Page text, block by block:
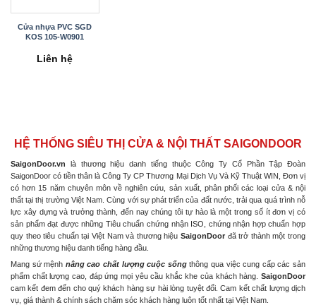
Cửa nhựa PVC SGD
KOS 105-W0901
Liên hệ
HỆ THỐNG SIÊU THỊ CỬA & NỘI THẤT SAIGONDOOR
SaigonDoor.vn là thương hiệu danh tiếng thuộc Công Ty Cổ Phần Tập Đoàn
SaigonDoor có tiền thân là Công Ty CP Thương Mại Dịch Vụ Và Kỹ Thuật WIN, Đơn vị
có hơn 15 năm chuyên môn về nghiên cứu, sản xuất, phân phối các loại cửa & nội
thất tại thị trường Việt Nam. Cùng với sự phát triển của đất nước, trải qua quá trình nỗ
lực xây dựng và trưởng thành, đến nay chúng tôi tự hào là một trong số ít đơn vị có
sản phẩm đạt được những Tiêu chuẩn chứng nhận ISO, chứng nhận hợp chuẩn hợp
quy theo tiêu chuẩn tại Việt Nam và thương hiệu SaigonDoor đã trở thành một trong
những thương hiệu danh tiếng hàng đầu.
Mang sứ mệnh nâng cao chất lượng cuộc sốngthông qua việc cung cấp các sản
phẩm chất lượng cao, đáp ứng mọi yêu cầu khắc khe của khách hàng. SaigonDoor
cam kết đem đến cho quý khách hàng sự hài lòng tuyệt đối. Cam kết chất lượng dịch
vụ, giá thành & chính sách chăm sóc khách hàng luôn tốt nhất tại Việt Nam.